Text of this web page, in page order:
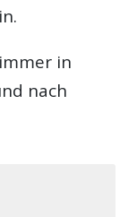
in
nach